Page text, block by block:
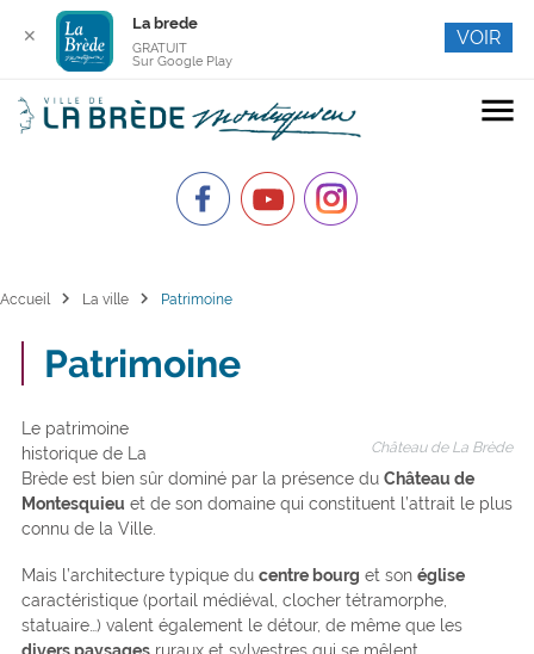
menu
Accueil chevron_right La ville chevron_right Patrimoine
Patrimoine
Château de La Brède
Le patrimoine
historique de La
Brède est bien sûr dominé par la présence du Château de
Montesquieu et de son domaine qui constituent l’attrait le plus
connu de la Ville.
Mais l’architecture typique du centre bourg et son église
caractéristique (portail médiéval, clocher tétramorphe,
statuaire…) valent également le détour, de même que les
divers paysagesruraux et sylvestres qui se mêlent
✕
La brede
GRATUIT
Sur Google Play
VOIR